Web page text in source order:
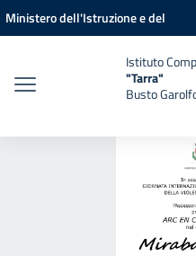
Vai ai contenuti
Vai al menu di navigazione
Vai al footer
Ministero dell'Istruzione e del
Istituto
"Tarra"
Busto